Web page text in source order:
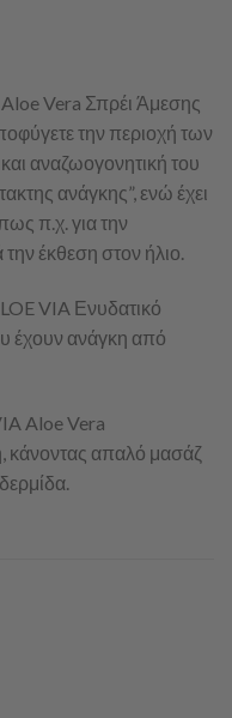
Vera Σπρέι Άμεσης
την περιοχή των
αναζωογονητική του
ανάγκης”, ενώ έχει
π.χ. για την
την έκθεση στον ήλιο.
VIA Ενυδατικό
έχουν ανάγκη από
Aloe Vera
κάνοντας απαλό μασάζ